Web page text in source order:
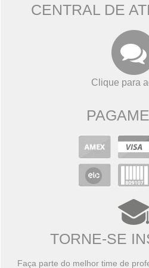
CENTRAL DE
Clique para
TORNE-SE
Faça parte do melhor time de